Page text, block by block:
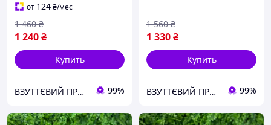
от 124₴/мес
1 240₴
1 460 ₴
Купить
ВЗУТТЄВИЙ ПРОСТІР 99%
1 330₴
1 560 ₴
Купить
ВЗУТТЄВИЙ ПРОСТІР 99%